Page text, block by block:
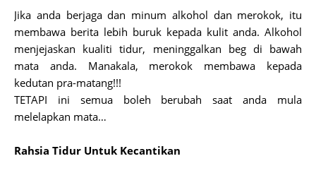
Jika anda berjaga dan minum alkohol dan merokok, itu
membawa berita lebih buruk kepada kulit anda. Alkohol
menjejaskan kualiti tidur, meninggalkan beg di bawah
mata anda. Manakala, merokok membawa kepada
kedutan pra-matang!!!
TETAPI ini semua boleh berubah saat anda mula
melelapkan mata…
Rahsia Tidur Untuk Kecantikan